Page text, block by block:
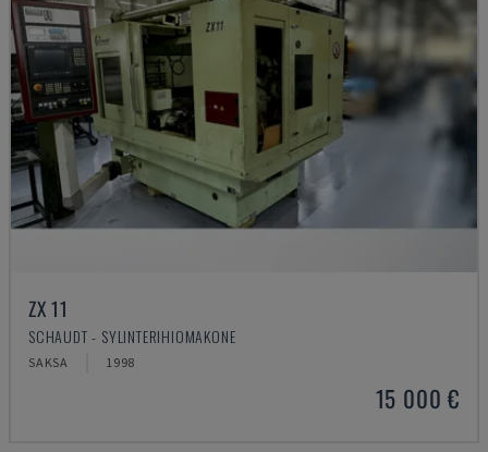
ZX 11
SCHAUDT - SYLINTERIHIOMAKONE
SAKSA 1998
15 000 €